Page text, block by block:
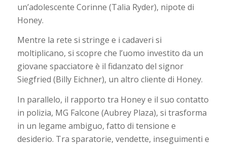
un’adolescente Corinne (Talia Ryder), nipote di
Honey.
Mentre la rete si stringe e i cadaveri si
moltiplicano, si scopre che l’uomo investito da un
giovane spacciatore è il fidanzato del signor
Siegfried (Billy Eichner), un altro cliente di Honey.
In parallelo, il rapporto tra Honey e il suo contatto
in polizia, MG Falcone (Aubrey Plaza), si trasforma
in un legame ambiguo, fatto di tensione e
desiderio. Tra sparatorie, vendette, inseguimenti e